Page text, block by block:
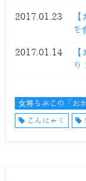
2017.01.23
を
2017.01.14
り
女将らぶこの「お
こんにゃく